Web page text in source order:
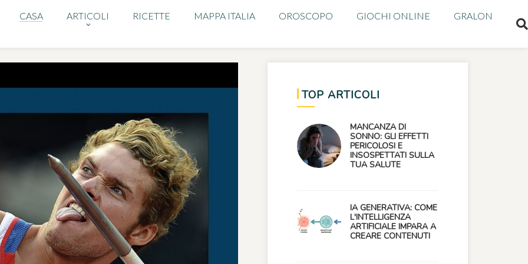
CASA ARTICOLI RICETTE MAPPA ITALIA OROSCOPO GIOCHI ONLINE GRALON
TOP ARTICOLI
MANCANZA DI
SONNO: GLI EFFETTI
PERICOLOSI E
INSOSPETTATI SULLA
TUA SALUTE
IA GENERATIVA: COME
L'INTELLIGENZA
ARTIFICIALE IMPARA A
CREARE CONTENUTI